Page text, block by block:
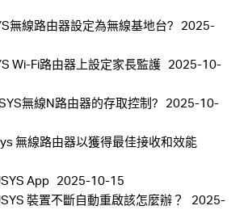
無線路由器設定為無線基地台? 2025-
Wi-Fi路由器上設定家長監護 2025-10-
無線N路由器的存取控制? 2025-10-
無線路由器以獲得最佳接收和效能
App 2025-10-15
裝置不斷自動重啟該怎麼辦？
2025-